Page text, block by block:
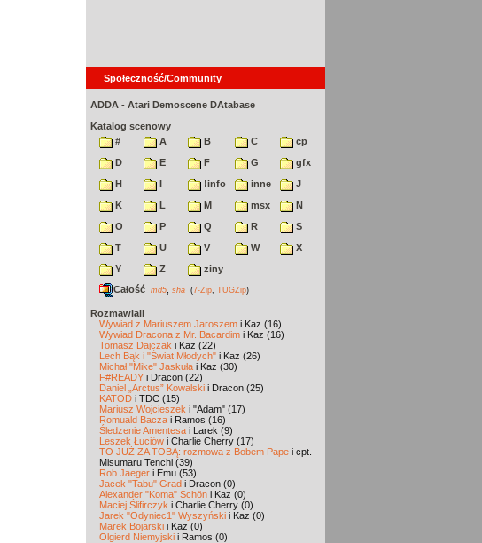
Społeczność/Community
ADDA - Atari Demoscene DAtabase
Katalog scenowy
#
A B C
cp
D
E F G
gfx
H
I !info inne
J
K
L M msx
N
O
P Q R
S
T
U V W
X
Y
Z
ziny
Całość md5 sha (7-Zip TUGZip)
Rozmawiali
Wywiad z Mariuszem Jaroszem i Kaz (16)
Wywiad Dracona z Mr. Bacardim i Kaz (16)
Tomasz Dajczak i Kaz (22)
Lech Bąk i "Świat Młodych" i Kaz (26)
Michał "Mike" Jaskuła i Kaz (30)
F#READY i Dracon (22)
Daniel „Arctus” Kowalski i Dracon (25)
KATOD i TDC (15)
Mariusz Wojcieszek i "Adam" (17)
Romuald Bacza i Ramos (16)
Śledzenie Amentesa i Larek (9)
Leszek Łuciów i Charlie Cherry (17)
TO JUŻ ZA TOBĄ: rozmowa z Bobem Pape i cpt.
Misumaru Tenchi (39)
Rob Jaeger i Emu (53)
Jacek "Tabu" Grad i Dracon (0)
Alexander "Koma" Schön i Kaz (0)
Maciej Ślifirczyk i Charlie Cherry (0)
Jarek "Odyniec1" Wyszyński i Kaz (0)
Marek Bojarski i Kaz (0)
Olgierd Niemyjski i Ramos (0)